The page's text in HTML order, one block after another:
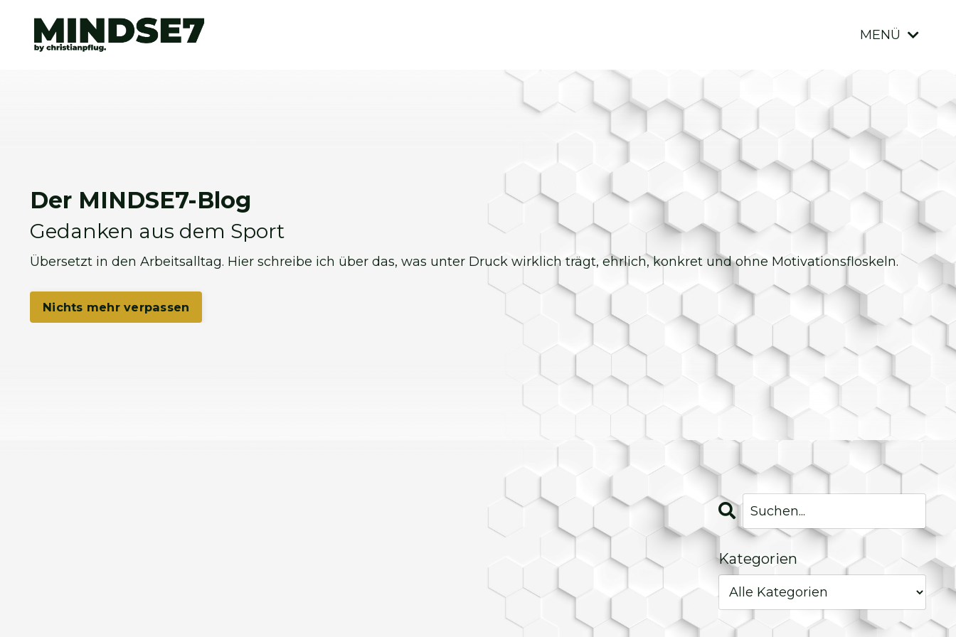
MENÜ
Der MINDSE7-Blog
Gedanken aus dem Sport
Übersetzt in den Arbeitsalltag. Hier schreibe ich über das, was unter Druck wirklich trägt, ehrlich, konkret und ohne Motivationsfloskeln.
Nichts mehr verpassen
Kategorien